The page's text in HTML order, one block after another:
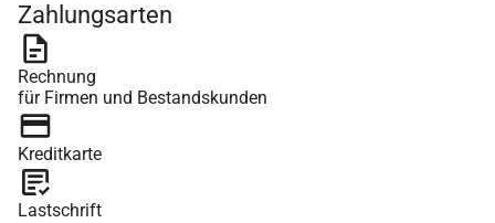
Zahlungsarten
Rechnung
für Firmen und Bestandskunden
Kreditkarte
Lastschrift